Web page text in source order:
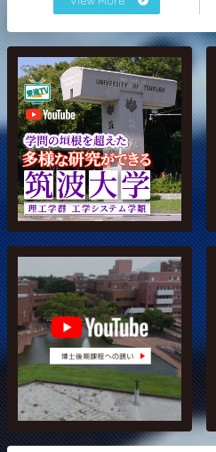
東栄TV YouTube
工学システム学類 博士後期
課程への誘い